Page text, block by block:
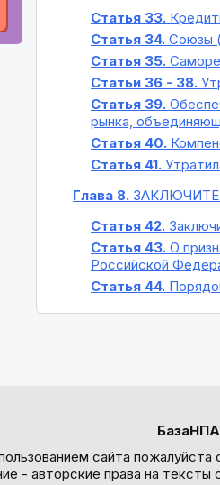
Статья 33.
Статья 34. Союзы
Статья 35.
Статьи 36 - 38.
Статья 39.
рынка,
Статья 40.
Статья 41.
Глава 8.
Статья 42.
Статья 43. О
Российской
Статья 44.
БазаНПА
сайта пожалуйста
- авторские права на